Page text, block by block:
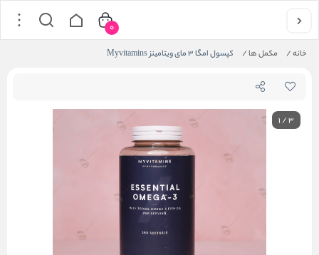
خانه/ مکمل ها/ کپسول امگا 3 مای ویتامینز Myvitamins
0
1/3